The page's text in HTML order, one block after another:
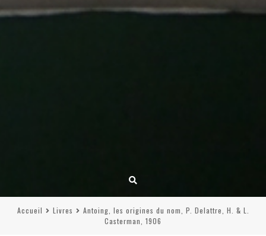
Accueil Livres
Antoing, les origines du nom, P. Delattre, H. & L.
Casterman, 1906